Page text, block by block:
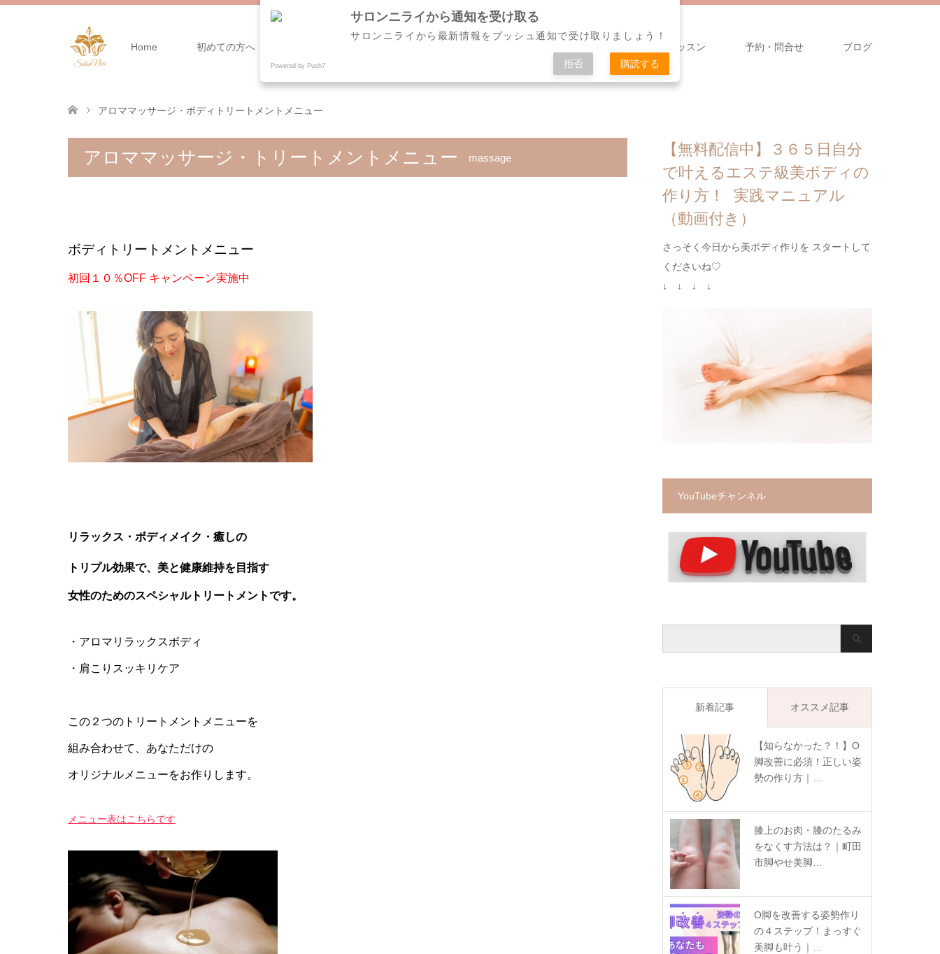
Home 初めての方へ 無料メールレッスン 予約・問合せ ブログ
アロママッサージ・ボディトリートメントメニュー
アロママッサージ・トリートメントメニュー massage
ボディトリートメントメニュー
初回１０％OFF キャンペーン実施中
リラックス・ボディメイク・癒しの
トリプル効果で、 美と健康維持を目指す
女性のためのスペシャルトリートメントです。
・アロマリラックスボディ
・肩こりスッキリケア
この２つのトリートメントメニューを
組み合わせて、あなただけの
オリジナルメニューをお作りします。
メニュー表はこちらです
【無料配信中】３６５日自分
で叶えるエステ級美ボディの
作り方！ 実践マニュアル
（動画付き）
さっそく今日から美ボディ作りを スタートして
くださいね♡
↓ ↓ ↓ ↓
YouTubeチャンネル
新着記事 オススメ記事
【知らなかった？！】O
脚改善に必須！正しい姿
勢の作り方｜…
膝上のお肉・膝のたるみ
をなくす方法は？｜町田
市脚やせ美脚…
O脚を改善する姿勢作り
の４ステップ！まっすぐ
美脚も叶う｜…
サロンニライから通知を受け取る
サロンニライから最新情報をプッシュ通知で受け取りましょう！
Powered by Push7 拒否 購読する